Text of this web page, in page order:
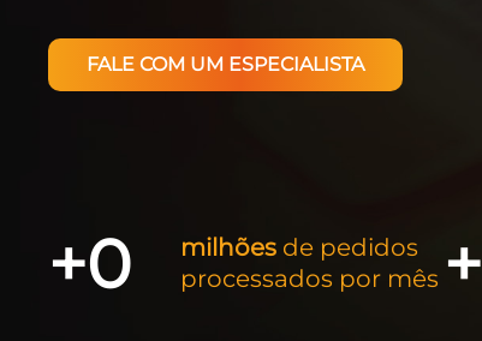
FALE COM UM ESPECIALISTA
milhões de pedidos
processados por mês
+0 +